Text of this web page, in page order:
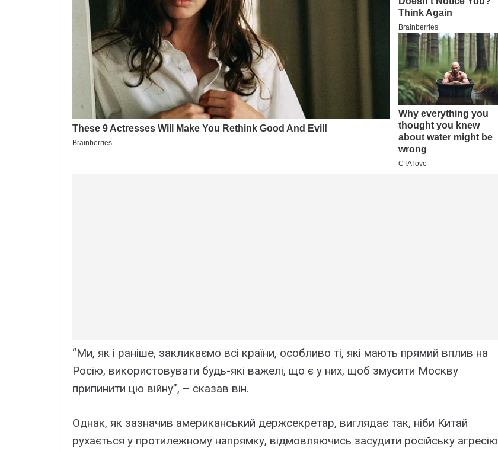
“Ми, як і раніше, закликаємо всі країни, особливо ті, які мають прямий вплив на
Росію, використовувати будь-які важелі, що є у них, щоб змусити Москву
припинити цю війну”, – сказав він.
Однак, як зазначив американський держсекретар, виглядає так, ніби Китай
рухається у протилежному напрямку, відмовляючись засудити російську агресію